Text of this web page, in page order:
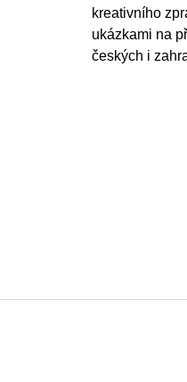
kreativního
ukázkami na
českých i